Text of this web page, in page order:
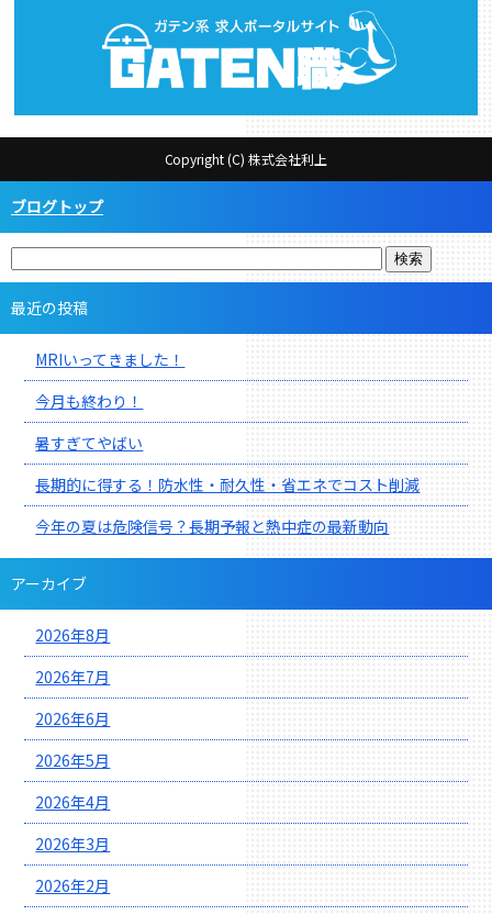
Copyright (C) 株式会社利上
ブログトップ
最近の投稿
MRIいってきました！
今月も終わり！
暑すぎてやばい
長期的に得する！防水性・耐久性・省エネでコスト削減
今年の夏は危険信号？長期予報と熱中症の最新動向
アーカイブ
2026年8月
2026年7月
2026年6月
2026年5月
2026年4月
2026年3月
2026年2月